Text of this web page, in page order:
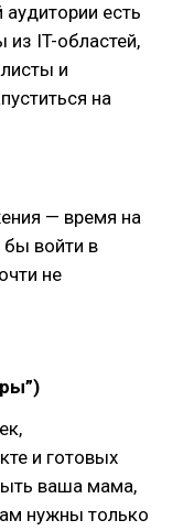
есть
из IT-областей,
и
на
— время на
бы войти в
не
и готовых
ваша мама,
нужны только